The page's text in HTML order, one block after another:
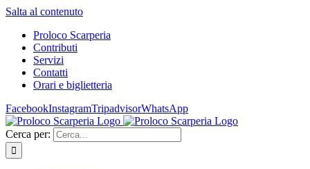
Salta al contenuto
Proloco Scarperia
Contributi
Servizi
Contatti
Orari e biglietteria
FacebookInstagramTripadvisorWhatsApp
Cerca per: